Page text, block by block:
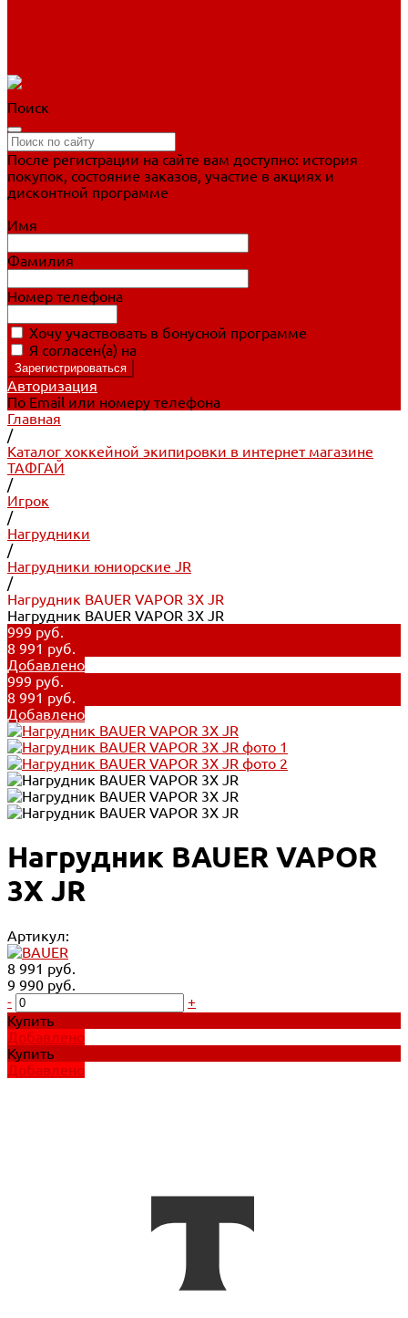
Поиск
После регистрации на сайте вам доступно: история
покупок, состояние заказов, участие в акциях и
дисконтной программе
Имя
Фамилия
Номер телефона
Хочу участвовать в бонусной программе
Я согласен(а) на
Авторизация
По Email или номеру телефона
Главная
/
Каталог хоккейной экипировки в интернет магазине
ТАФГАЙ
/
Игрок
/
Нагрудники
/
Нагрудники юниорские JR
/
Нагрудник BAUER VAPOR 3X JR
Нагрудник BAUER VAPOR 3X JR
999 руб.
8 991 руб.
Добавлено
999 руб.
8 991 руб.
Добавлено
Нагрудник BAUER VAPOR
3X JR
Артикул:
8 991 руб.
9 990 руб.
-
+
Купить
Добавлено
Купить
Добавлено